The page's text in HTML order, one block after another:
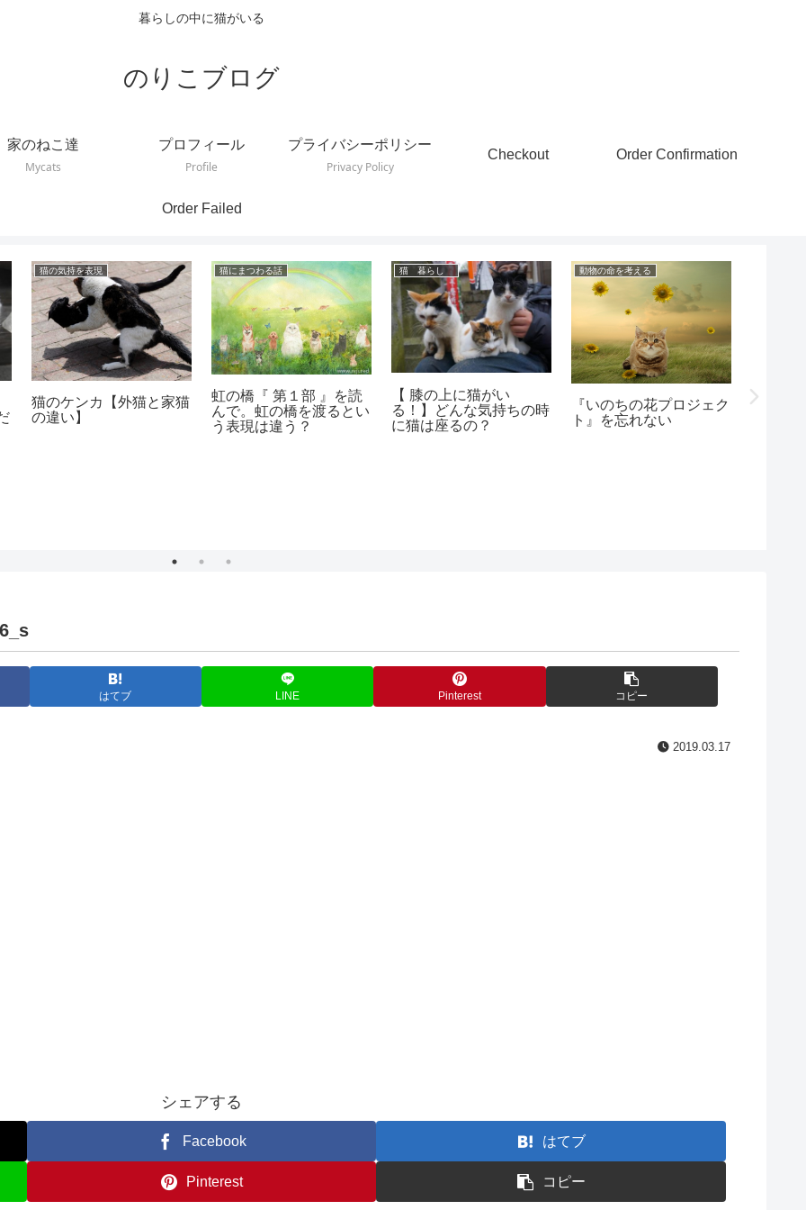
暮らしの中に猫がいる
のりこブログ
家のねこ達
Mycats
プロフィール
Profile
プライバシーポリシー
Privacy Policy
Checkout Order Confirmation
Order Failed
猫の気持を表現
猫のケンカ【外猫と家猫
の違い】
猫にまつわる話
虹の橋『 第１部 』を読
んで。虹の橋を渡るとい
う表現は違う？
猫 暮らし
【 膝の上に猫がい
る！】どんな気持ちの時
に猫は座るの？
動物の命を考える
『いのちの花プロジェク
ト』を忘れない
はてブ LINE Pinterest コピー
2019.03.17
シェアする
Facebook はてブ
Pinterest コピー